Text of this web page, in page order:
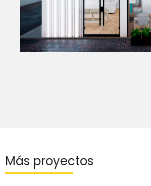
Más proyectos